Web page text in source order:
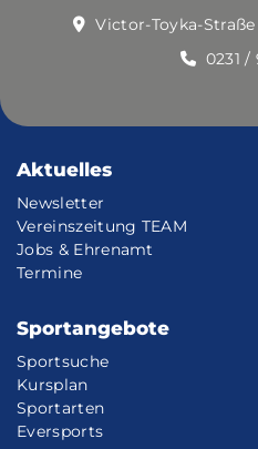
Victor-Toyka-
0231 /
Aktuelles
Newsletter
Vereinszeitung TEAM
Jobs & Ehrenamt
Termine
Sportangebote
Sportsuche
Kursplan
Sportarten
Eversports